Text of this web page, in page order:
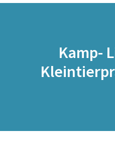
Kamp-